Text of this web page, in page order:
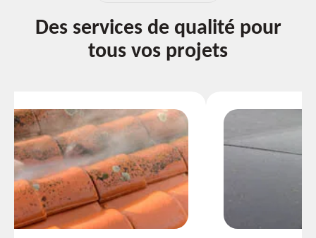
Des services de qualité pour
tous vos projets